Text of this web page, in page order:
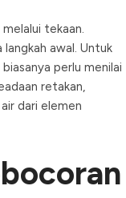
tekaan.
awal. Untuk
perlu menilai
retakan,
dari elemen